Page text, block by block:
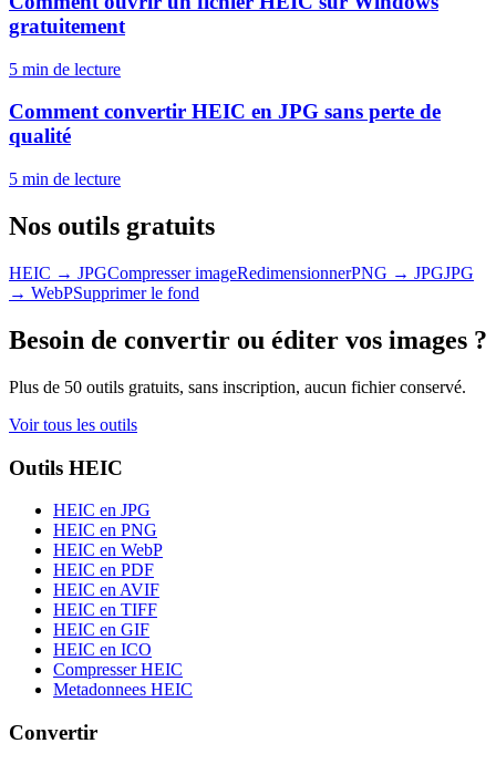
gratuitement
5 min de lecture
Comment convertir HEIC en JPG sans perte de
qualité
5 min de lecture
Nos outils gratuits
HEIC → JPGCompresser imageRedimensionnerPNG → JPGJPG
→ WebPSupprimer le fond
Besoin de convertir ou éditer vos images ?
Plus de 50 outils gratuits, sans inscription, aucun fichier conservé.
Voir tous les outils
Outils HEIC
HEIC en JPG
HEIC en PNG
HEIC en WebP
HEIC en PDF
HEIC en AVIF
HEIC en TIFF
HEIC en GIF
HEIC en ICO
Compresser HEIC
Metadonnees HEIC
Convertir